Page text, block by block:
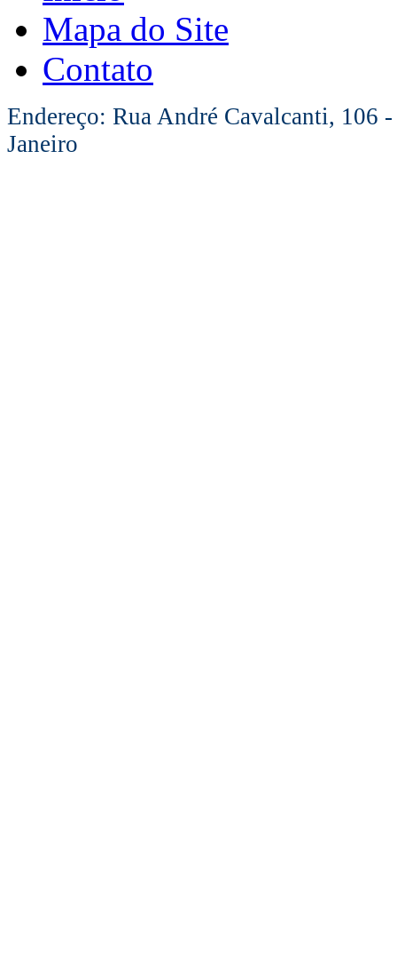
Mapa do Site
Contato
Endereço: Rua André Cavalcanti, 106
Janeiro